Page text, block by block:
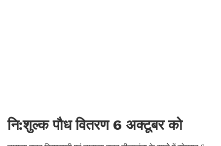
नि:शुल्क पौध वितरण 6 अक्टूबर को